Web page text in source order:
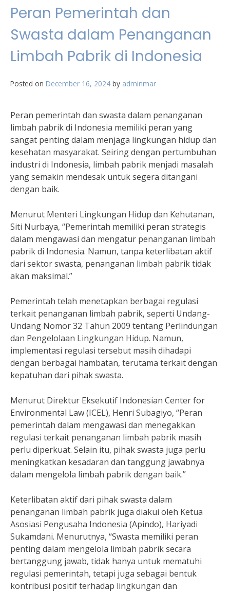
Peran Pemerintah dan
Swasta dalam Penanganan
Limbah Pabrik di Indonesia
Posted on December 16, 2024 by adminmar
Peran pemerintah dan swasta dalam penanganan
limbah pabrik di Indonesia memiliki peran yang
sangat penting dalam menjaga lingkungan hidup dan
kesehatan masyarakat. Seiring dengan pertumbuhan
industri di Indonesia, limbah pabrik menjadi masalah
yang semakin mendesak untuk segera ditangani
dengan baik.
Menurut Menteri Lingkungan Hidup dan Kehutanan,
Siti Nurbaya, “Pemerintah memiliki peran strategis
dalam mengawasi dan mengatur penanganan limbah
pabrik di Indonesia. Namun, tanpa keterlibatan aktif
dari sektor swasta, penanganan limbah pabrik tidak
akan maksimal.”
Pemerintah telah menetapkan berbagai regulasi
terkait penanganan limbah pabrik, seperti Undang-
Undang Nomor 32 Tahun 2009 tentang Perlindungan
dan Pengelolaan Lingkungan Hidup. Namun,
implementasi regulasi tersebut masih dihadapi
dengan berbagai hambatan, terutama terkait dengan
kepatuhan dari pihak swasta.
Menurut Direktur Eksekutif Indonesian Center for
Environmental Law (ICEL), Henri Subagiyo, “Peran
pemerintah dalam mengawasi dan menegakkan
regulasi terkait penanganan limbah pabrik masih
perlu diperkuat. Selain itu, pihak swasta juga perlu
meningkatkan kesadaran dan tanggung jawabnya
dalam mengelola limbah pabrik dengan baik.”
Keterlibatan aktif dari pihak swasta dalam
penanganan limbah pabrik juga diakui oleh Ketua
Asosiasi Pengusaha Indonesia (Apindo), Hariyadi
Sukamdani. Menurutnya, “Swasta memiliki peran
penting dalam mengelola limbah pabrik secara
bertanggung jawab, tidak hanya untuk mematuhi
regulasi pemerintah, tetapi juga sebagai bentuk
kontribusi positif terhadap lingkungan dan